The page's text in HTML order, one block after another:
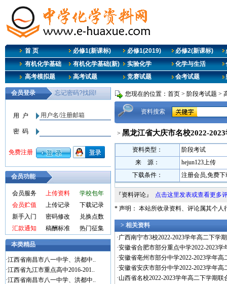
首 页 必修1(新课标) 必修1(2019) 必修2(新课标)
有机化学基础
有机化学基础(新) 实验化学 化学与生活
高考模拟题
高考试题 竞赛试题 会考试题
会员功能
会员服务 上传资料
学校包年
会员贮值
上传记录
下载记录
新手入门
密码修改
兑换点数
汇款通知
稿酬标准 热门征集
本类精品
·江西省南昌市八一中学、洪都中..
·江西省九江市重点高中2016-201..
·江西省南昌市八一中学、洪都中..
您现在的位置： 首页 > 阶段考试题 >
资料搜索
> 黑龙江省大庆市名校2022-
资料类型：
阶段考试
来 源：
hejun123上传
下载条件：
注册会员,免费下
『资料评论』 点击这里发表或查看更多
* 声明： 本站所收录资料、评论属其个人
> 相关资料
·广西南宁市3校2022-2023学年高二下学
·安徽省合肥市部分重点中学2022-2023
·安徽省亳州市部分中学2022-2023学年
·安徽省安庆市部分中学2022-2023学年
·山西省名校2022-2023学年高二下学期